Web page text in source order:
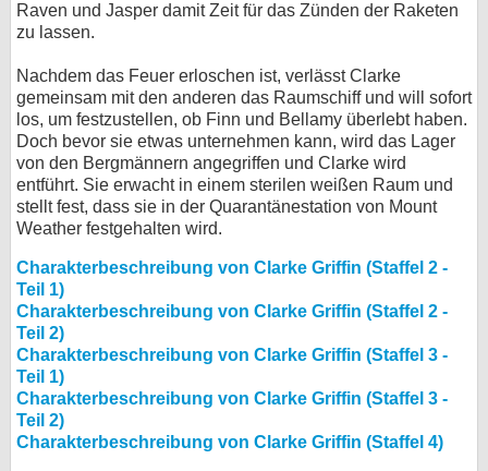
Raven und Jasper damit Zeit für das Zünden der Raketen
zu lassen.
Nachdem das Feuer erloschen ist, verlässt Clarke
gemeinsam mit den anderen das Raumschiff und will sofort
los, um festzustellen, ob Finn und Bellamy überlebt haben.
Doch bevor sie etwas unternehmen kann, wird das Lager
von den Bergmännern angegriffen und Clarke wird
entführt. Sie erwacht in einem sterilen weißen Raum und
stellt fest, dass sie in der Quarantänestation von Mount
Weather festgehalten wird.
Charakterbeschreibung von Clarke Griffin (Staffel 2 -
Teil 1)
Charakterbeschreibung von Clarke Griffin (Staffel 2 -
Teil 2)
Charakterbeschreibung von Clarke Griffin (Staffel 3 -
Teil 1)
Charakterbeschreibung von Clarke Griffin (Staffel 3 -
Teil 2)
Charakterbeschreibung von Clarke Griffin (Staffel 4)